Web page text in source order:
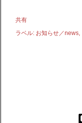
共有
ラベル: お知らせ／news